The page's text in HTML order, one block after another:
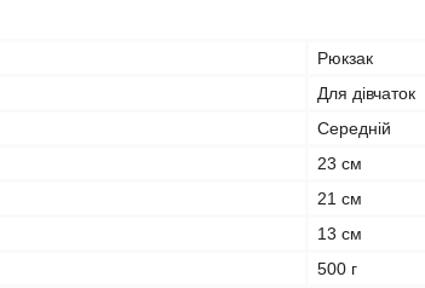
Рюкзак
Для дівчаток
Середній
23 см
21 см
13 см
500 г